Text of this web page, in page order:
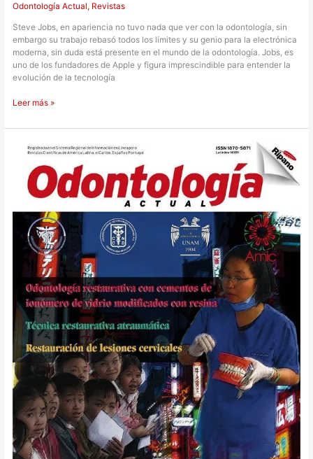
Odontología Actual, Revistas
Steve Jobs, en apariencia no tuvo nada que ver con la odontología, sin
embargo su trabajo rebasó todos los límites y su genio para la electrónica
moderna, sin duda está presente en el mundo de la odontología. Jobs, es
uno de los fundadores de Apple y figura imprescindible para entender la
evolución de la tecnología
Leer más »
Odontología